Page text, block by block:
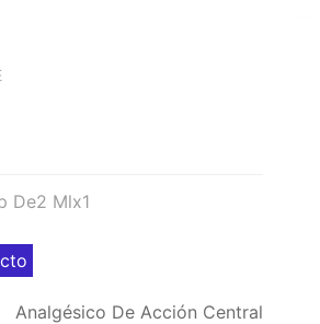
De2 Mlx1
Analgésico De Acción Central